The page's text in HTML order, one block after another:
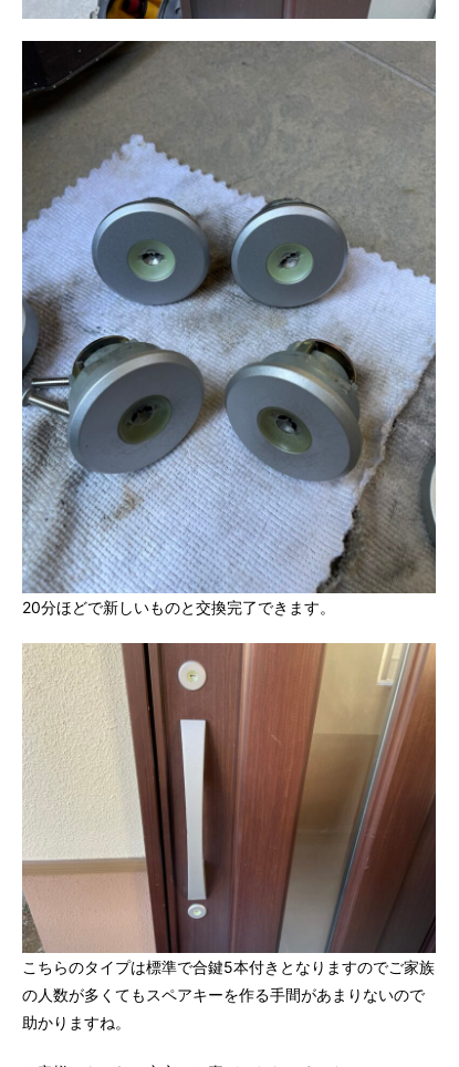
20分ほどで新しいものと交換完了できます。
こちらのタイプは標準で合鍵5本付きとなりますのでご家族
の人数が多くてもスペアキーを作る手間があまりないので
助かりますね。